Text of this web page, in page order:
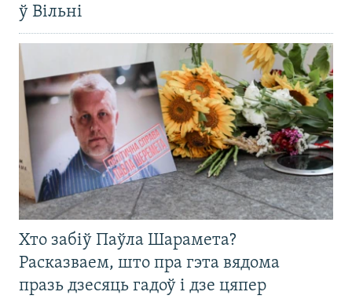
ў Вільні
Хто забіў Паўла Шарамета?
Расказваем, што пра гэта вядома
празь дзесяць гадоў і дзе цяпер